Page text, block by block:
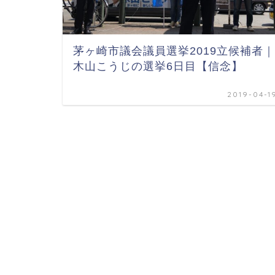
茅ヶ崎市議会議員選挙2019立候補者｜
木山こうじの選挙6日目【信念】
2019-04-